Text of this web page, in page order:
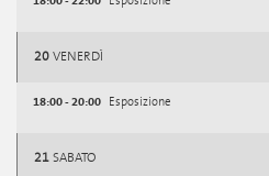
20 VENERDÌ
18:00 - 20:00 Esposizione
21 SABATO